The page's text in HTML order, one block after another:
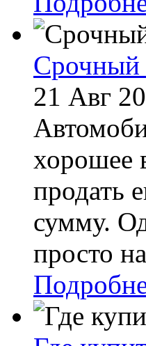
Срочный
21 Авг
хорошее
продать
сумму.
просто